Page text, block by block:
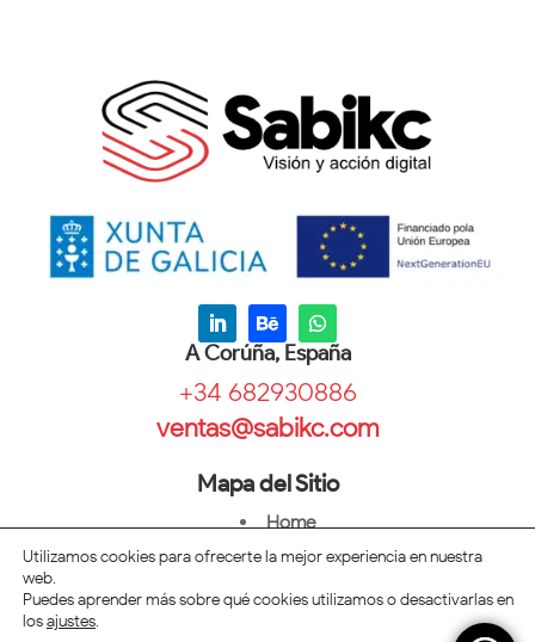
Mapa del Sitio
Home
Diseño
A Corúña, España
+34 682930886
ventas@sabikc.com
Utilizamos cookies para ofrecerte la mejor experiencia en nuestra
web.
Puedes aprender más sobre qué cookies utilizamos o desactivarlas en
losajustes.